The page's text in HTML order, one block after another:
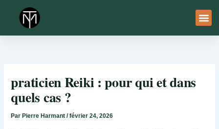
contenu
praticien Reiki : pour qui et dans
quels cas ?
Par Pierre Harmant/février 24, 2026